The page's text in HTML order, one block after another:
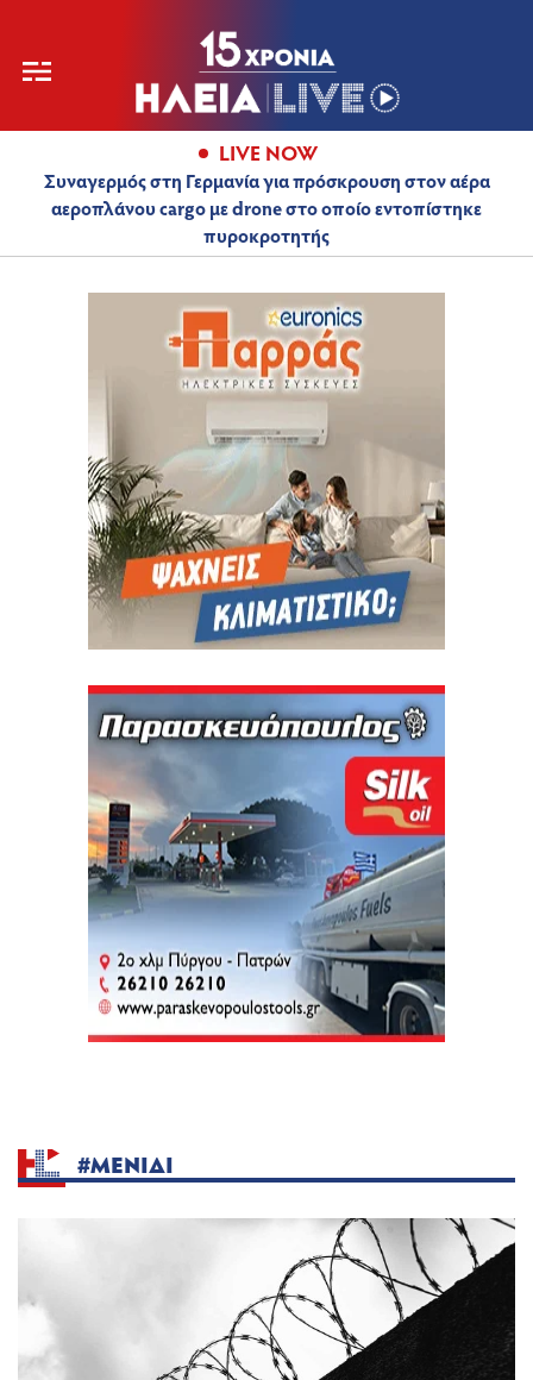
LIVE NOW
Συναγερμός στη Γερμανία για πρόσκρουση στον αέρα
αεροπλάνου cargo με drone στο οποίο εντοπίστηκε
πυροκροτητής
#ΜΕΝΙΔΙ